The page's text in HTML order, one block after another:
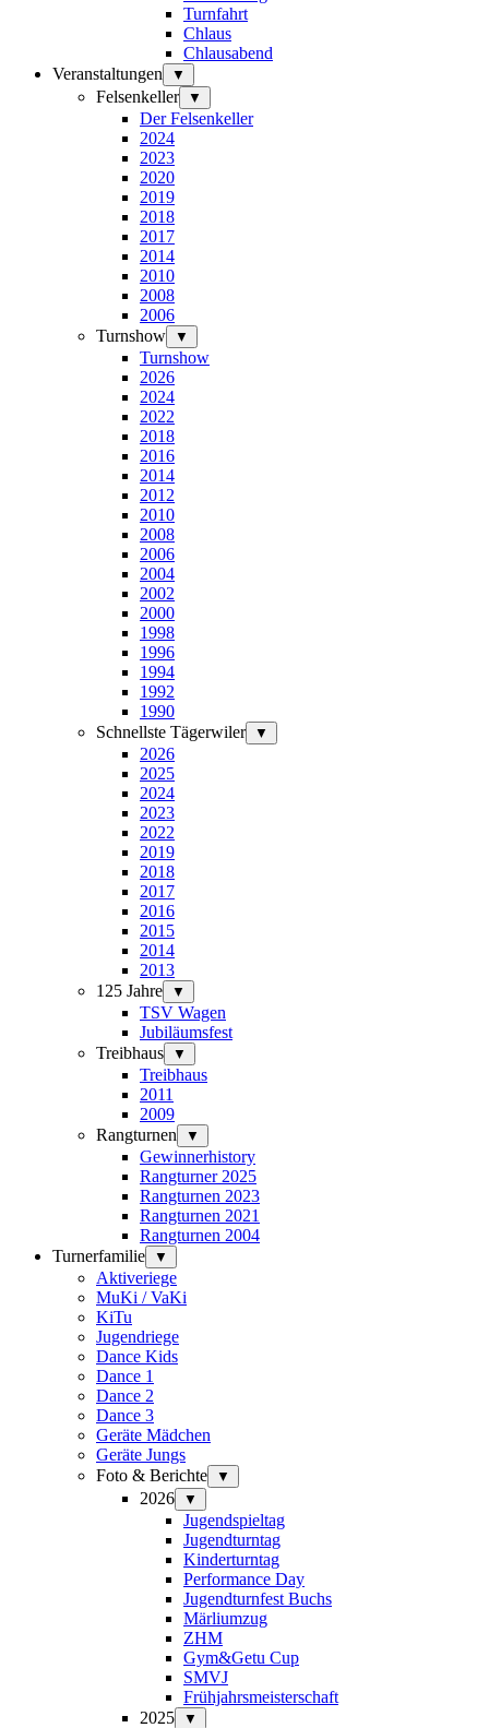
Turnfahrt
Chlaus
Chlausabend
Veranstaltungen
▼
Felsenkeller ▼
Der Felsenkeller
2024
2023
2020
2019
2018
2017
2014
2010
2008
2006
Turnshow
▼
Turnshow
2026
2024
2022
2018
2016
2014
2012
2010
2008
2006
2004
2002
2000
1998
1996
1994
1992
1990
Schnellste Tägerwiler
▼
2026
2025
2024
2023
2022
2019
2018
2017
2016
2015
2014
2013
125 Jahre
▼
TSV Wagen
Jubiläumsfest
Treibhaus
▼
Treibhaus
2011
2009
Rangturnen
▼
Gewinnerhistory
Rangturner 2025
Rangturnen 2023
Rangturnen 2021
Rangturnen 2004
Turnerfamilie
▼
Aktiveriege
MuKi / VaKi
KiTu
Jugendriege
Dance Kids
Dance 1
Dance 2
Dance 3
Geräte Mädchen
Geräte Jungs
Foto & Berichte
▼
2026 ▼
Jugendspieltag
Jugendturntag
Kinderturntag
Performance Day
Jugendturnfest Buchs
Märliumzug
ZHM
Gym&Getu Cup
SMVJ
Frühjahrsmeisterschaft
2025
▼